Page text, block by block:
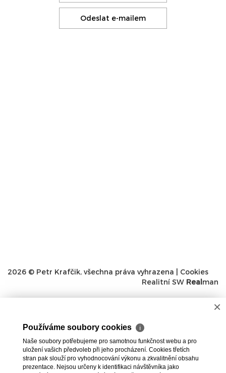
Odeslat e-mailem
2026 © Petr Krafčik, všechna práva vyhrazena | Cookies
Realitní SW Realman
×
Používáme soubory cookies ℹ
Naše soubory potřebujeme pro samotnou funkčnost webu a pro
uložení vašich předvoleb při jeho procházení. Cookies třetích
stran pak slouží pro vyhodnocování výkonu a zkvalitnění obsahu
prezentace. Nejsou určeny k identifikaci návštěvníka jako